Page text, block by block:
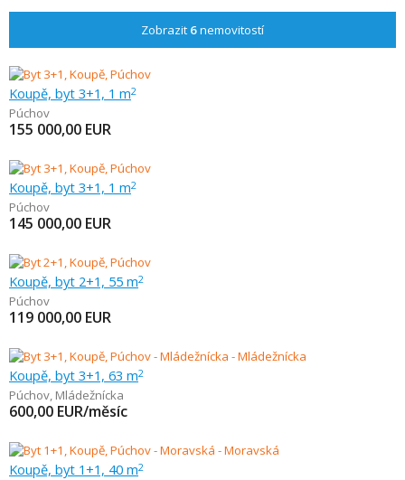
Zobrazit 6nemovitostí
Koupě, byt 3+1, 1 m2
Púchov
155 000,00 EUR
Koupě, byt 3+1, 1 m2
Púchov
145 000,00 EUR
Koupě, byt 2+1, 55 m2
Púchov
119 000,00 EUR
Koupě, byt 3+1, 63 m2
Púchov, Mládežnícka
600,00 EUR/měsíc
Koupě, byt 1+1, 40 m2